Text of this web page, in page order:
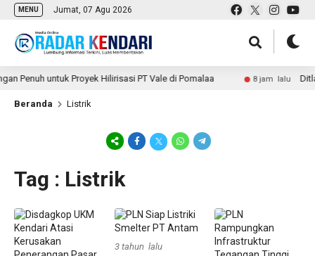
MENU Jumat, 07 Agu 2026
Penuh untuk Proyek Hilirisasi PT Vale di Pomalaa 8 jam lalu
Beranda Listrik
Tag : Listrik
3 tahun lalu